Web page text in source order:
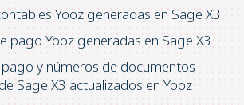
Yooz generadas en Sage X3
pago Yooz generadas en Sage X3
y números de documentos
Sage X3 actualizados en Yooz